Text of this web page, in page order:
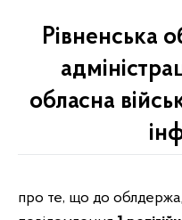
Рівненська
обласна
про те, що до